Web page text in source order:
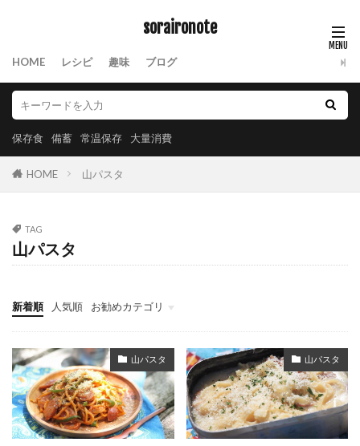
soraironote
HOME レシピ 趣味 ブログ
保存食 備蓄 常温保存 大量消費
HOME 山パスタ
TAG
山パスタ
新着順 人気順 お勧めカテゴリ
保存食
山パスタ 山パスタ